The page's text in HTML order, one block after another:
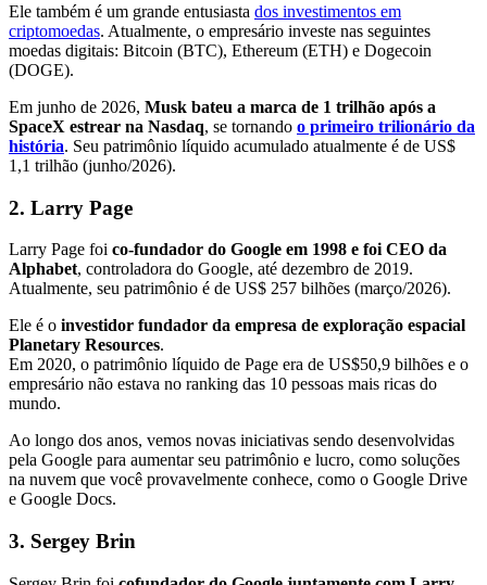
Ele também é um grande entusiasta dos investimentos em
criptomoedas. Atualmente, o empresário investe nas seguintes
moedas digitais: Bitcoin (BTC), Ethereum (ETH) e Dogecoin
(DOGE).
Em junho de 2026, Musk bateu a marca de 1 trilhão após a
SpaceX estrear na Nasdaq, se tornando o primeiro trilionário da
história. Seu patrimônio líquido acumulado atualmente é de US$
1,1 trilhão (junho/2026).
2. Larry Page
Larry Page foi co-fundador do Google em 1998 e foi CEO da
Alphabet, controladora do Google, até dezembro de 2019.
Atualmente, seu patrimônio é de US$ 257 bilhões (março/2026).
Ele é o investidor fundador da empresa de exploração espacial
Planetary Resources.
Em 2020, o patrimônio líquido de Page era de US$50,9 bilhões e o
empresário não estava no ranking das 10 pessoas mais ricas do
mundo.
Ao longo dos anos, vemos novas iniciativas sendo desenvolvidas
pela Google para aumentar seu patrimônio e lucro, como soluções
na nuvem que você provavelmente conhece, como o Google Drive
e Google Docs.
3. Sergey Brin